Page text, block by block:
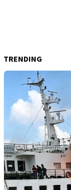
TRENDING